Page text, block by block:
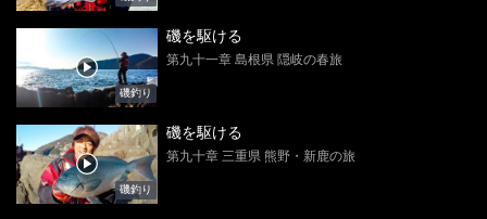
磯釣り
磯を駆ける
第九十一章 島根県 隠岐の春旅
磯釣り
磯を駆ける
第九十章 三重県 熊野・新鹿の旅